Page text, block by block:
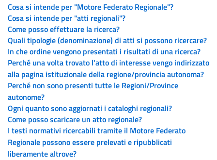
Cosa si intende per "Motore Federato Regionale"?
Cosa si intende per "atti regionali"?
Come posso effettuare la ricerca?
Quali tipologie (denominazione) di atti si possono ricercare?
In che ordine vengono presentati i risultati di una ricerca?
Perché una volta trovato l'atto di interesse vengo indirizzato
alla pagina istituzionale della regione/provincia autonoma?
Perché non sono presenti tutte le Regioni/Province
autonome?
Ogni quanto sono aggiornati i cataloghi regionali?
Come posso scaricare un atto regionale?
I testi normativi ricercabili tramite il Motore Federato
Regionale possono essere prelevati e ripubblicati
liberamente altrove?